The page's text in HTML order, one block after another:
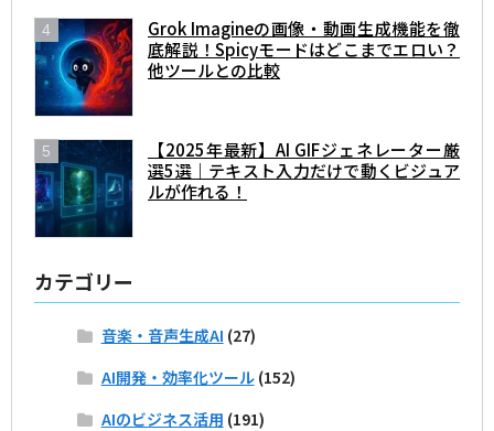
Grok Imagineの画像・動画生成機能を徹
底解説！Spicyモードはどこまでエロい？
他ツールとの比較
【2025年最新】AI GIFジェネレーター厳
選5選｜テキスト入力だけで動くビジュア
ルが作れる！
カテゴリー
音楽・音声生成AI (27)
AI開発・効率化ツール(152)
AIのビジネス活用 (191)